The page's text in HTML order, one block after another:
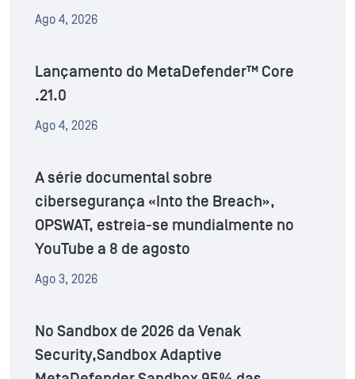
Ago 4, 2026
Lançamento do MetaDefender™ Core
.21.0
Ago 4, 2026
A série documental sobre
cibersegurança «Into the Breach»,
OPSWAT, estreia-se mundialmente no
YouTube a 8 de agosto
Ago 3, 2026
No Sandbox de 2026 da Venak
Security,Sandbox Adaptive